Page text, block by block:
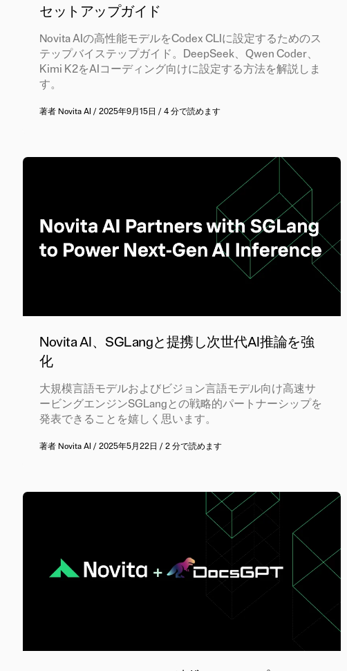
セットアップガイド
Novita AIの高性能モデルをCodex CLIに設定するためのス
テップバイステップガイド。DeepSeek、Qwen Coder、
Kimi K2をAIコーディング向けに設定する方法を解説しま
す。
著者 Novita AI / 2025年9月15日 / 4 分で読めます
Novita AI、SGLangと提携し次世代AI推論を強
化
大規模言語モデルおよびビジョン言語モデル向け高速サ
ービングエンジンSGLangとの戦略的パートナーシップを
発表できることを嬉しく思います。
著者 Novita AI / 2025年5月22日 / 2 分で読めます